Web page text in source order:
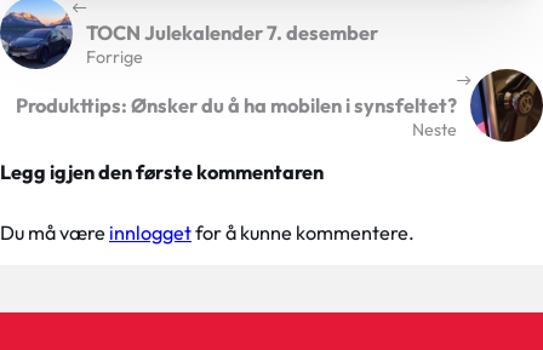
Forrige
TOCN Julekalender 7. desember
Neste
Produkttips: Ønsker du å ha mobilen i synsfeltet?
Legg igjen den første kommentaren
Du må være innloggetfor å kunne kommentere.